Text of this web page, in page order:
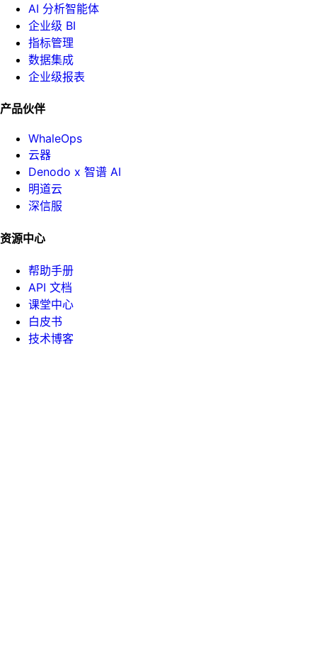
AI 分析智能体
企业级 BI
指标管理
数据集成
企业级报表
产品伙伴
WhaleOps
云器
Denodo x 智谱 AI
明道云
深信服
资源中心
帮助手册
API 文档
课堂中心
白皮书
技术博客